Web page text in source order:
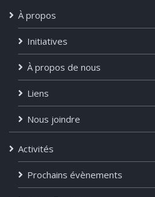
À propos
Initiatives
À propos de nous
Liens
Nous joindre
Activités
Prochains évènements